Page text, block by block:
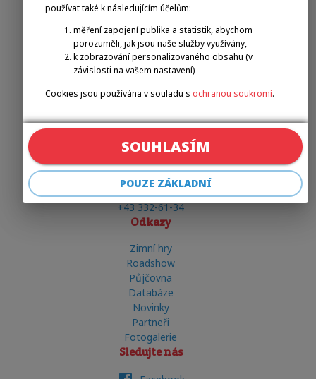
Emilova sportovní, z.s.
Pavel Zbožínek
zbozinek@emilova-sportovni.cz
Österreichischer
Behindertensportverband
Matias COSTA
costa@obsv.at
+43 332-61-34
Odkazy
Zimní hry
Roadshow
Půjčovna
Databáze
Novinky
Partneři
Fotogalerie
Sledujte nás
používat také k následujícím účelům:
měření zapojení publika a statistik, abychom
porozuměli, jak jsou naše služby využívány,
k zobrazování personalizovaného obsahu (v
závislosti na vašem nastavení)
Cookies jsou používána v souladu s ochranou soukromí.
POUZE ZÁKLADNÍ
SOUHLASÍM